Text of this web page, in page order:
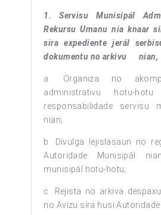
1. Servisu Munisipál
Rekursu Umanu nia knaar
sira expediente jerál
dokumentu no arkivu nian,
a. Organiza no
administrativu hotu-hotu
responsabilidade servisu
nian;
b. Divulga lejislasaun no
Autoridade Munisipál
munisipál hotu-hotu;
c. Rejista no arkiva
no Avizu sira husi